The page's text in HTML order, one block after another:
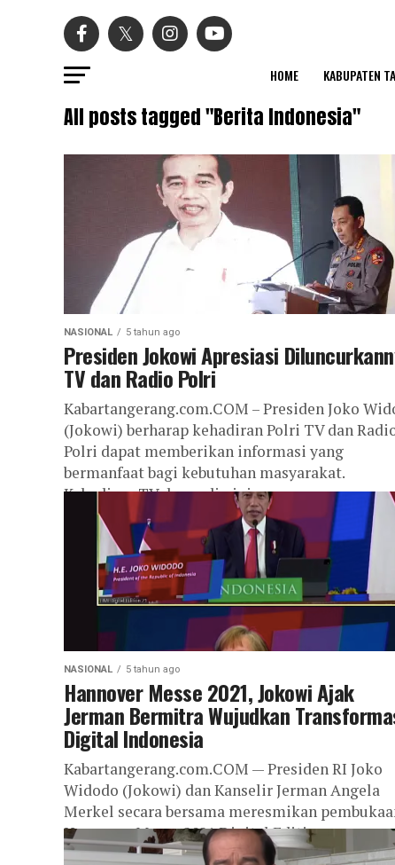
HOME KABUPATEN
All posts tagged "Berita Indonesia"
NASIONAL 5 tahun ago
Presiden Jokowi Apresiasi
TV dan Radio Polri
Kabartangerang.com.COM – Presiden Joko
(Jokowi) berharap kehadiran Polri TV dan
Polri dapat memberikan informasi yang
bermanfaat bagi kebutuhan masyarakat.
Kehadiran TV dan radio ini...
NASIONAL 5 tahun ago
Hannover Messe 2021, Jokowi Ajak
Jerman Bermitra Wujudkan
Digital Indonesia
Kabartangerang.com.COM — Presiden RI Joko
Widodo (Jokowi) dan Kanselir Jerman Angela
Merkel secara bersama meresmikan
Hannover Messe 2021 Digital Edition, secara
virtual, Senin (12/04/2021). Peresmian...